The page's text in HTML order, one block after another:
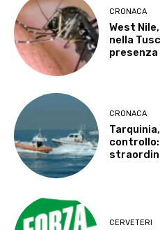
CRONACA
West
nella
CRONACA
controllo:
CERVETERI